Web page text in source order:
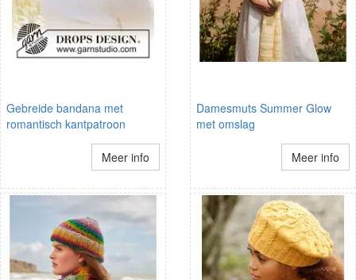
Gebreide bandana met
romantisch kantpatroon
Meer info
Damesmuts Summer Glow
met omslag
Meer info